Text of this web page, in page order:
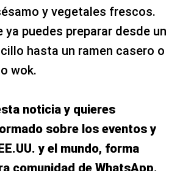
y vegetales frescos.
ya puedes preparar desde un
hasta un ramen casero o
wok.
noticia y quieres
sobre los eventos y
y el mundo, forma
comunidad de WhatsApp.